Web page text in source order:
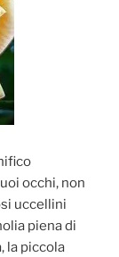
occhi, non
uccellini
piena di
la piccola